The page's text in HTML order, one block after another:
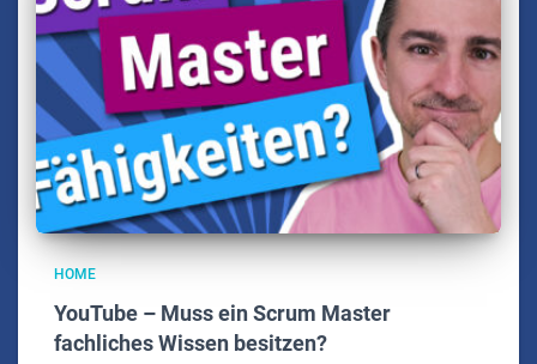
HOME
YouTube – Muss ein Scrum Master
fachliches Wissen besitzen?